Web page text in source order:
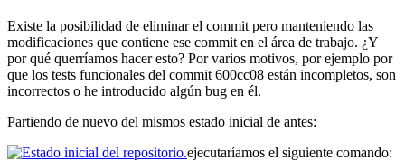
Existe la posibilidad de eliminar el commit pero manteniendo las
modificaciones que contiene ese commit en el área de trabajo. ¿Y
por qué querríamos hacer esto? Por varios motivos, por ejemplo por
que los tests funcionales del commit 600cc08 están incompletos, son
incorrectos o he introducido algún bug en él.
Partiendo de nuevo del mismos estado inicial de antes:
ejecutaríamos el siguiente comando: